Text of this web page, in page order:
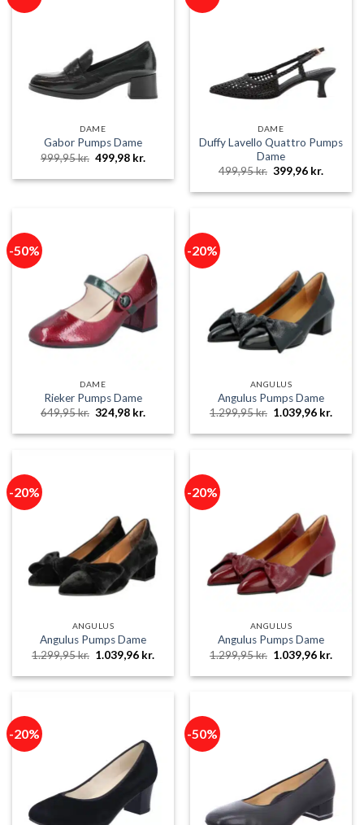
DAME
Gabor Pumps Dame
999,95kr. Den
oprindelige
pris
499,98 kr.
pris
499,98 kr..
DAME
Duffy Lavello Quattro Pumps
Dame
499,95kr. Den
oprindelige
pris
399,96 kr.
pris
399,96
-50%
DAME
Rieker Pumps Dame
649,95kr. Den
oprindelige
pris
324,98 kr.Den
pris
324,98 kr..
-20%
ANGULUS
Angulus Pumps Dame
1.299,95kr. Den
oprindelige
pris
1.039,96 kr.Den
pris
-20%
ANGULUS
Angulus Pumps Dame
1.299,95kr. Den
oprindelige
pris
1.039,96 kr.
pris
-20%
ANGULUS
Angulus Pumps Dame
1.299,95kr. Den
oprindelige
pris
1.039,96 kr.
pris
-20% -50%